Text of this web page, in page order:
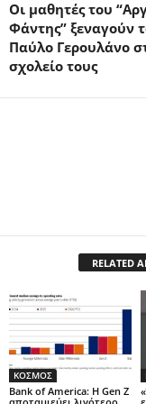
Οι μαθητές του
Φάντης” ξεναγούν
Παύλο Γερουλάνο
σχολείο τους
RELATED
ΚΟΣΜΟΣ
Bank of America: Η Gen Z